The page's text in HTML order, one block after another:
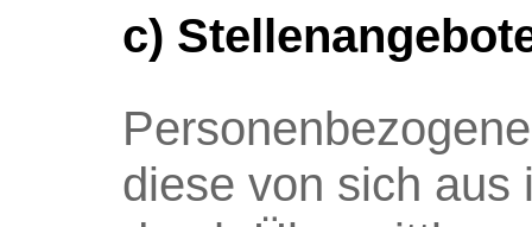
c)
diese von sich aus